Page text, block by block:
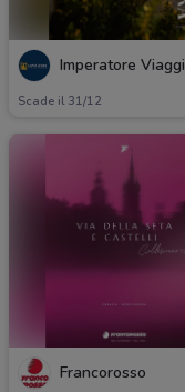
Imperatore Viaggi
Scade il 31/12
Francorosso